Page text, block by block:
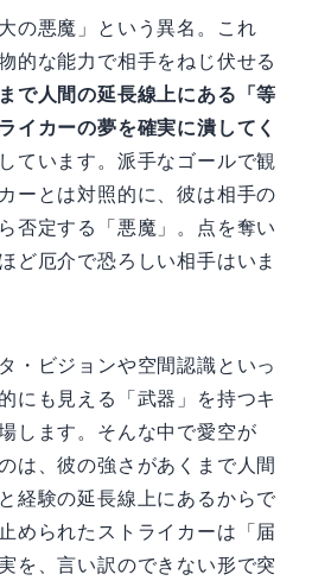
の悪魔」という異名。これ
的な能力で相手をねじ伏せる
で人間の延長線上にある「等
イカーの夢を確実に潰してく
ています。派手なゴールで観
ーとは対照的に、彼は相手の
否定する「悪魔」。点を奪い
ど厄介で恐ろしい相手はいま
・ビジョンや空間認識といっ
にも見える「武器」を持つキ
します。そんな中で愛空が
は、彼の強さがあくまで人間
経験の延長線上にあるからで
められたストライカーは「届
を、言い訳のできない形で突